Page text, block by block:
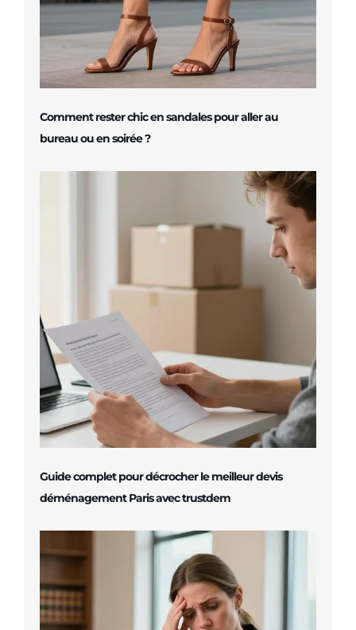
Comment rester chic en sandales pour aller au
bureau ou en soirée ?
Guide complet pour décrocher le meilleur devis
déménagement Paris avec trustdem